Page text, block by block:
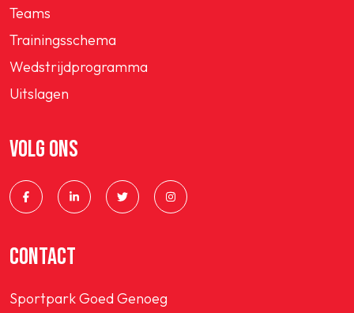
Teams
Trainingsschema
Wedstrijdprogramma
Uitslagen
VOLG ONS
CONTACT
Sportpark Goed Genoeg